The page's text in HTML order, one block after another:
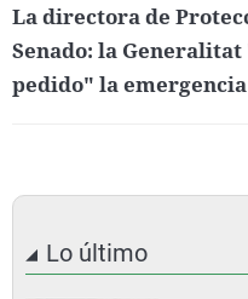
La directora de
Senado: la
pedido" la
Lo último